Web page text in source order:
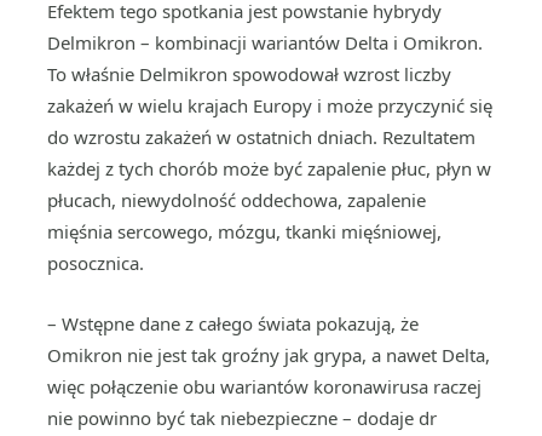
Efektem tego spotkania jest powstanie hybrydy
Delmikron – kombinacji wariantów Delta i Omikron.
To właśnie Delmikron spowodował wzrost liczby
zakażeń w wielu krajach Europy i może przyczynić się
do wzrostu zakażeń w ostatnich dniach. Rezultatem
każdej z tych chorób może być zapalenie płuc, płyn w
płucach, niewydolność oddechowa, zapalenie
mięśnia sercowego, mózgu, tkanki mięśniowej,
posocznica.
– Wstępne dane z całego świata pokazują, że
Omikron nie jest tak groźny jak grypa, a nawet Delta,
więc połączenie obu wariantów koronawirusa raczej
nie powinno być tak niebezpieczne – dodaje dr